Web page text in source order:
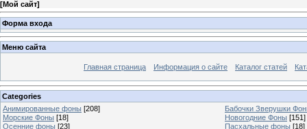
[Мой сайт]
Форма входа
Меню сайта
Главная страница Информация о сайте Каталог статей
Categories
Анимированные фоны [208]
Бабочки Зверушки
Морские Фоны [18] Новогодние Фоны [151]
Осенние фоны [23] Пасхальные фоны [18]